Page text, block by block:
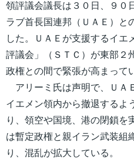
領評議会議長は３０日、９０
ラブ首長国連邦（ＵＡＥ）と
した。ＵＡＥが支援するイエ
評議会」（ＳＴＣ）が東部２
政権との間で緊張が高まって
アリーミ氏は声明で、ＵＡ
イエメン領内から撤退するよ
り、領空や国境、港の閉鎖を
は暫定政権と親イラン武装組
り、混乱が拡大している。